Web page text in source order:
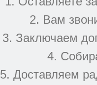
2. Вам
3. Заключаем
4.
5. Доставляем